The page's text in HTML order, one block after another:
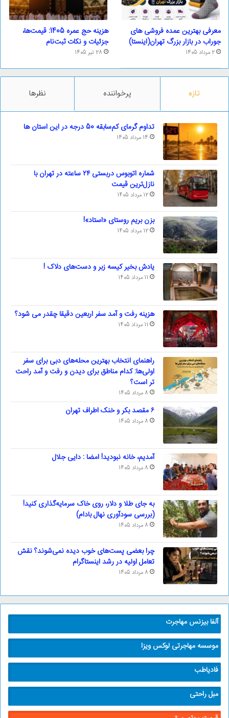
معرفی بهترین عمده فروشی های
جوراب در بازار بزرگ تهران(اینستا)
2 مرداد 1405
هزینه حج عمره 1405: قیمت‌ها،
جزئیات و نکات ثبت‌نام
28 تیر 1405
تازه پرخواننده نظرها
تداوم گرمای کم‌سابقه 50 درجه در این استان ها
14 مرداد 1405
شماره اتوبوس دربستی ۲۴ ساعته در تهران با
نازل‌ترین قیمت
12 مرداد 1405
بزن بریم روستای «استاد»!
12 مرداد 1405
یادش بخیر کیسه‌ زبر و دست‌های دلاک !
11 مرداد 1405
هزینه رفت و آمد سفر اربعین دقیقا چقدر می شود؟
11 مرداد 1405
راهنمای انتخاب بهترین محله‌های دبی برای سفر
اولی‌ها: کدام مناطق برای دیدن و رفت و آمد راحت
تر است؟
8 مرداد 1405
۶ مقصد بکر و خنک اطراف تهران
8 مرداد 1405
آمدیم، خانه نبودید! امضا : دایی جلال
8 مرداد 1405
به جای طلا و دلار، روی خاک سرمایه‌گذاری کنید!
(بررسی سودآوری نهال بادام)
8 مرداد 1405
چرا بعضی پست‌های خوب دیده نمی‌شوند؟ نقش
تعامل اولیه در رشد اینستاگرام
8 مرداد 1405
آلفا بیزنس مهاجرت
موسسه مهاجرتی لوکس ویزا
فادیاطب
مبل راحتی